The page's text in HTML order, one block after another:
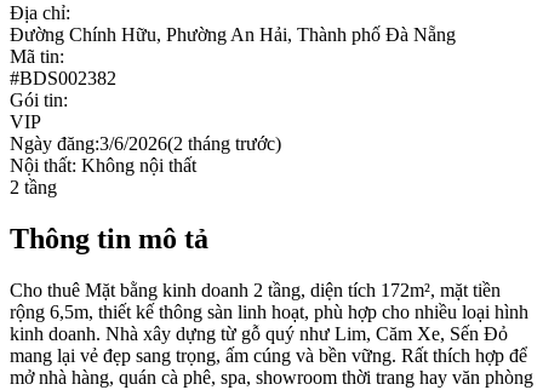
Địa chỉ:
Đường Chính Hữu, Phường An Hải, Thành phố Đà Nẵng
Mã tin:
#BDS002382
Gói tin:
VIP
Ngày đăng:3/6/2026(2 tháng trước)
Nội thất: Không nội thất
2 tầng
Thông tin mô tả
Cho thuê Mặt bằng kinh doanh 2 tầng, diện tích 172m², mặt tiền
rộng 6,5m, thiết kế thông sàn linh hoạt, phù hợp cho nhiều loại hình
kinh doanh. Nhà xây dựng từ gỗ quý như Lim, Căm Xe, Sến Đỏ
mang lại vẻ đẹp sang trọng, ấm cúng và bền vững. Rất thích hợp để
mở nhà hàng, quán cà phê, spa, showroom thời trang hay văn phòng